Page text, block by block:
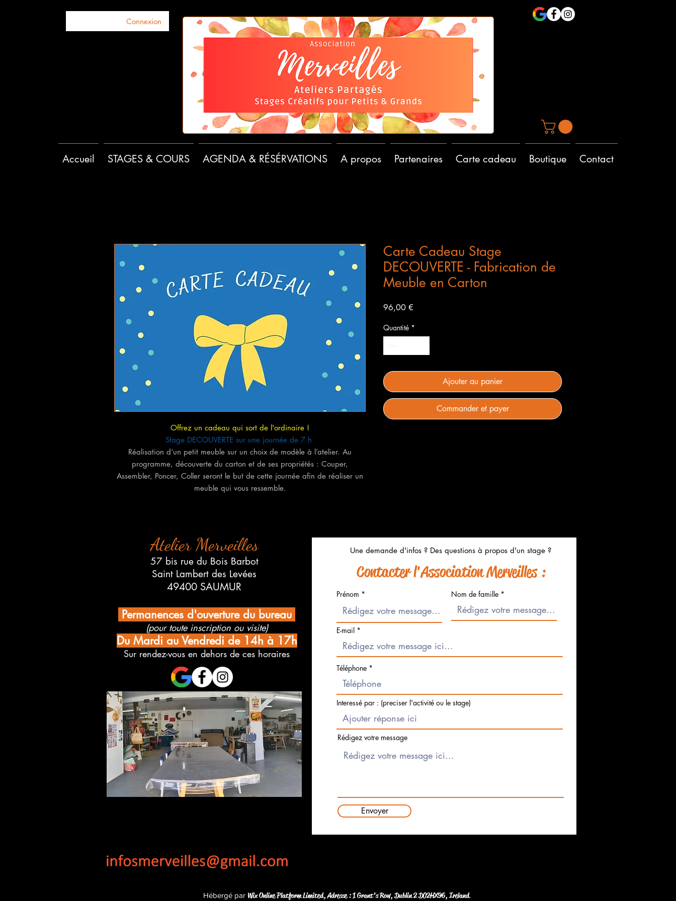
Connexion
Accueil STAGES & COURS AGENDA & RÉSÉRVATIONS A propos Partenaires Carte cadeau Boutique Contact
Offrez un cadeau qui sort de l'ordinaire !
Stage DECOUVERTE sur une journée de 7 h
Réalisation d’un petit meuble sur un choix de modèle à l’atelier. Au
programme, découverte du carton et de ses propriétés : Couper,
Assembler, Poncer, Coller seront le but de cette journée afin de réaliser un
meuble qui vous ressemble.
Carte Cadeau Stage
DECOUVERTE - Fabrication de
Meuble en Carton
96,00 €
Quantité *
Ajouter au panier
Commander et payer
Atelier Merveilles
57 bis rue du Bois Barbot
Saint Lambert des Levées
49400 SAUMUR
Permanences d'ouverture du bureau
(pour toute inscription ou visite)
Du Mardi au Vendredi de 14h à 17h
Sur rendez-vous en dehors de ces horaires
Une demande d'infos ? Des questions à propos d'un stage ?
Contacter l'Association Merveilles :
Prénom Nom de famille
E-mail
Téléphone
Interessé par : (preciser l'activité ou le stage)
Rédigez votre message
Envoyer
Hébergé par Wix Online Platform Limited,Adresse : 1 Grant’s Row, Dublin 2 D02HX96, Ireland.